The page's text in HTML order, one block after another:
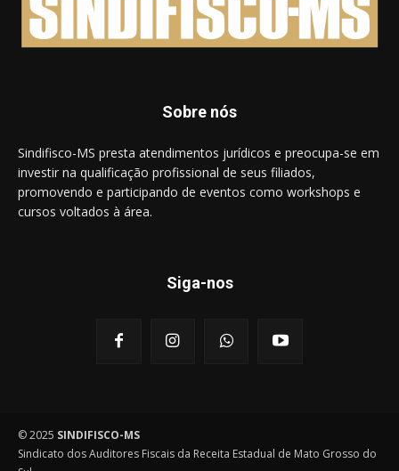
Sobre nós
Sindifisco-MS presta atendimentos jurídicos e preocupa-se em
investir na qualificação profissional de seus filiados,
promovendo e participando de eventos como workshops e
cursos voltados à área.
Siga-nos
© 2025 SINDIFISCO-MS
Sindicato dos Auditores Fiscais da Receita Estadual de Mato Grosso do